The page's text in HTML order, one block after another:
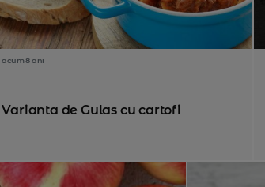
acum 8 ani
Varianta de Gulas cu cartofi